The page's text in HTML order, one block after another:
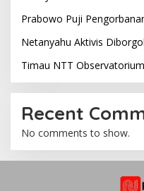
Prabowo Puji
Netanyahu Aktivis
Timau NTT
Recent
No comments to show.